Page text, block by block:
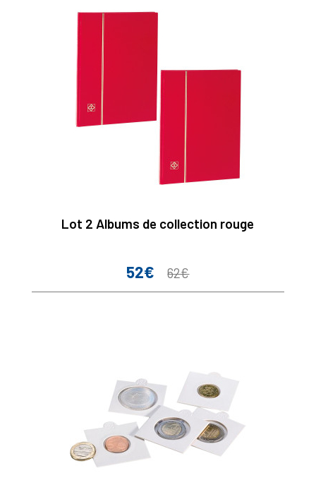
Lot 2 Albums de collection rouge
Prix
52€
Prix
62€